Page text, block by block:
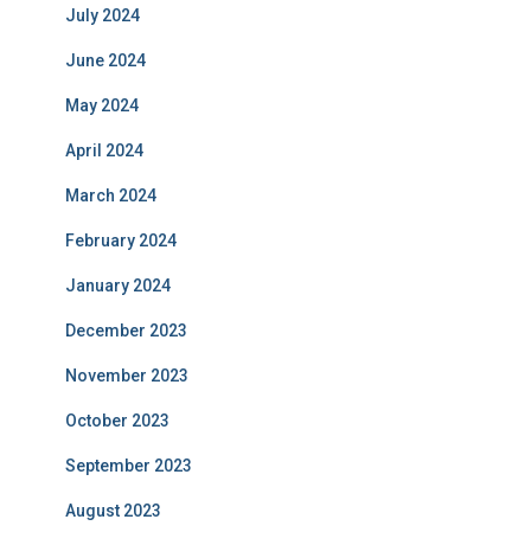
July 2024
June 2024
May 2024
April 2024
March 2024
February 2024
January 2024
December 2023
November 2023
October 2023
September 2023
August 2023